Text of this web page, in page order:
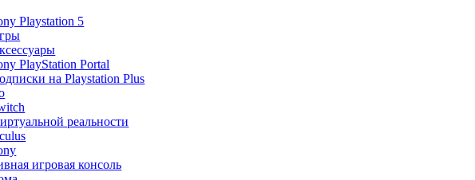
Playstation 5
PlayStation Portal
на Playstation Plus
реальности
игровая консоль